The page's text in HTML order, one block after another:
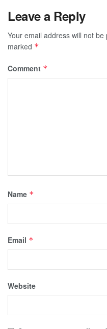
Leave a Reply
Your email address will not be
marked *
Comment *
Name *
Email *
Website